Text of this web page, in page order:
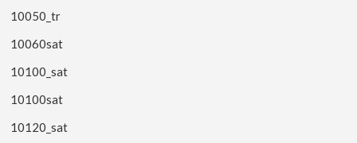
10050_tr
10060sat
10100_sat
10100sat
10120_sat